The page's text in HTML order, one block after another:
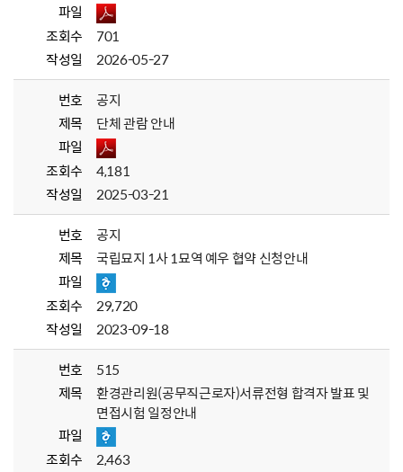
파일
조회수
701
작성일
2026-05-27
번호
공지
제목
단체 관람 안내
파일
조회수
4,181
작성일
2025-03-21
번호
공지
제목
국립묘지 1사 1묘역 예우 협약 신청안내
파일
조회수
29,720
작성일
2023-09-18
번호
515
제목
환경관리원(공무직근로자)서류전형 합격자 발표 및
면접시험 일정안내
파일
조회수
2,463